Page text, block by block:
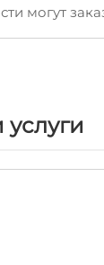
могут
русский
услуги